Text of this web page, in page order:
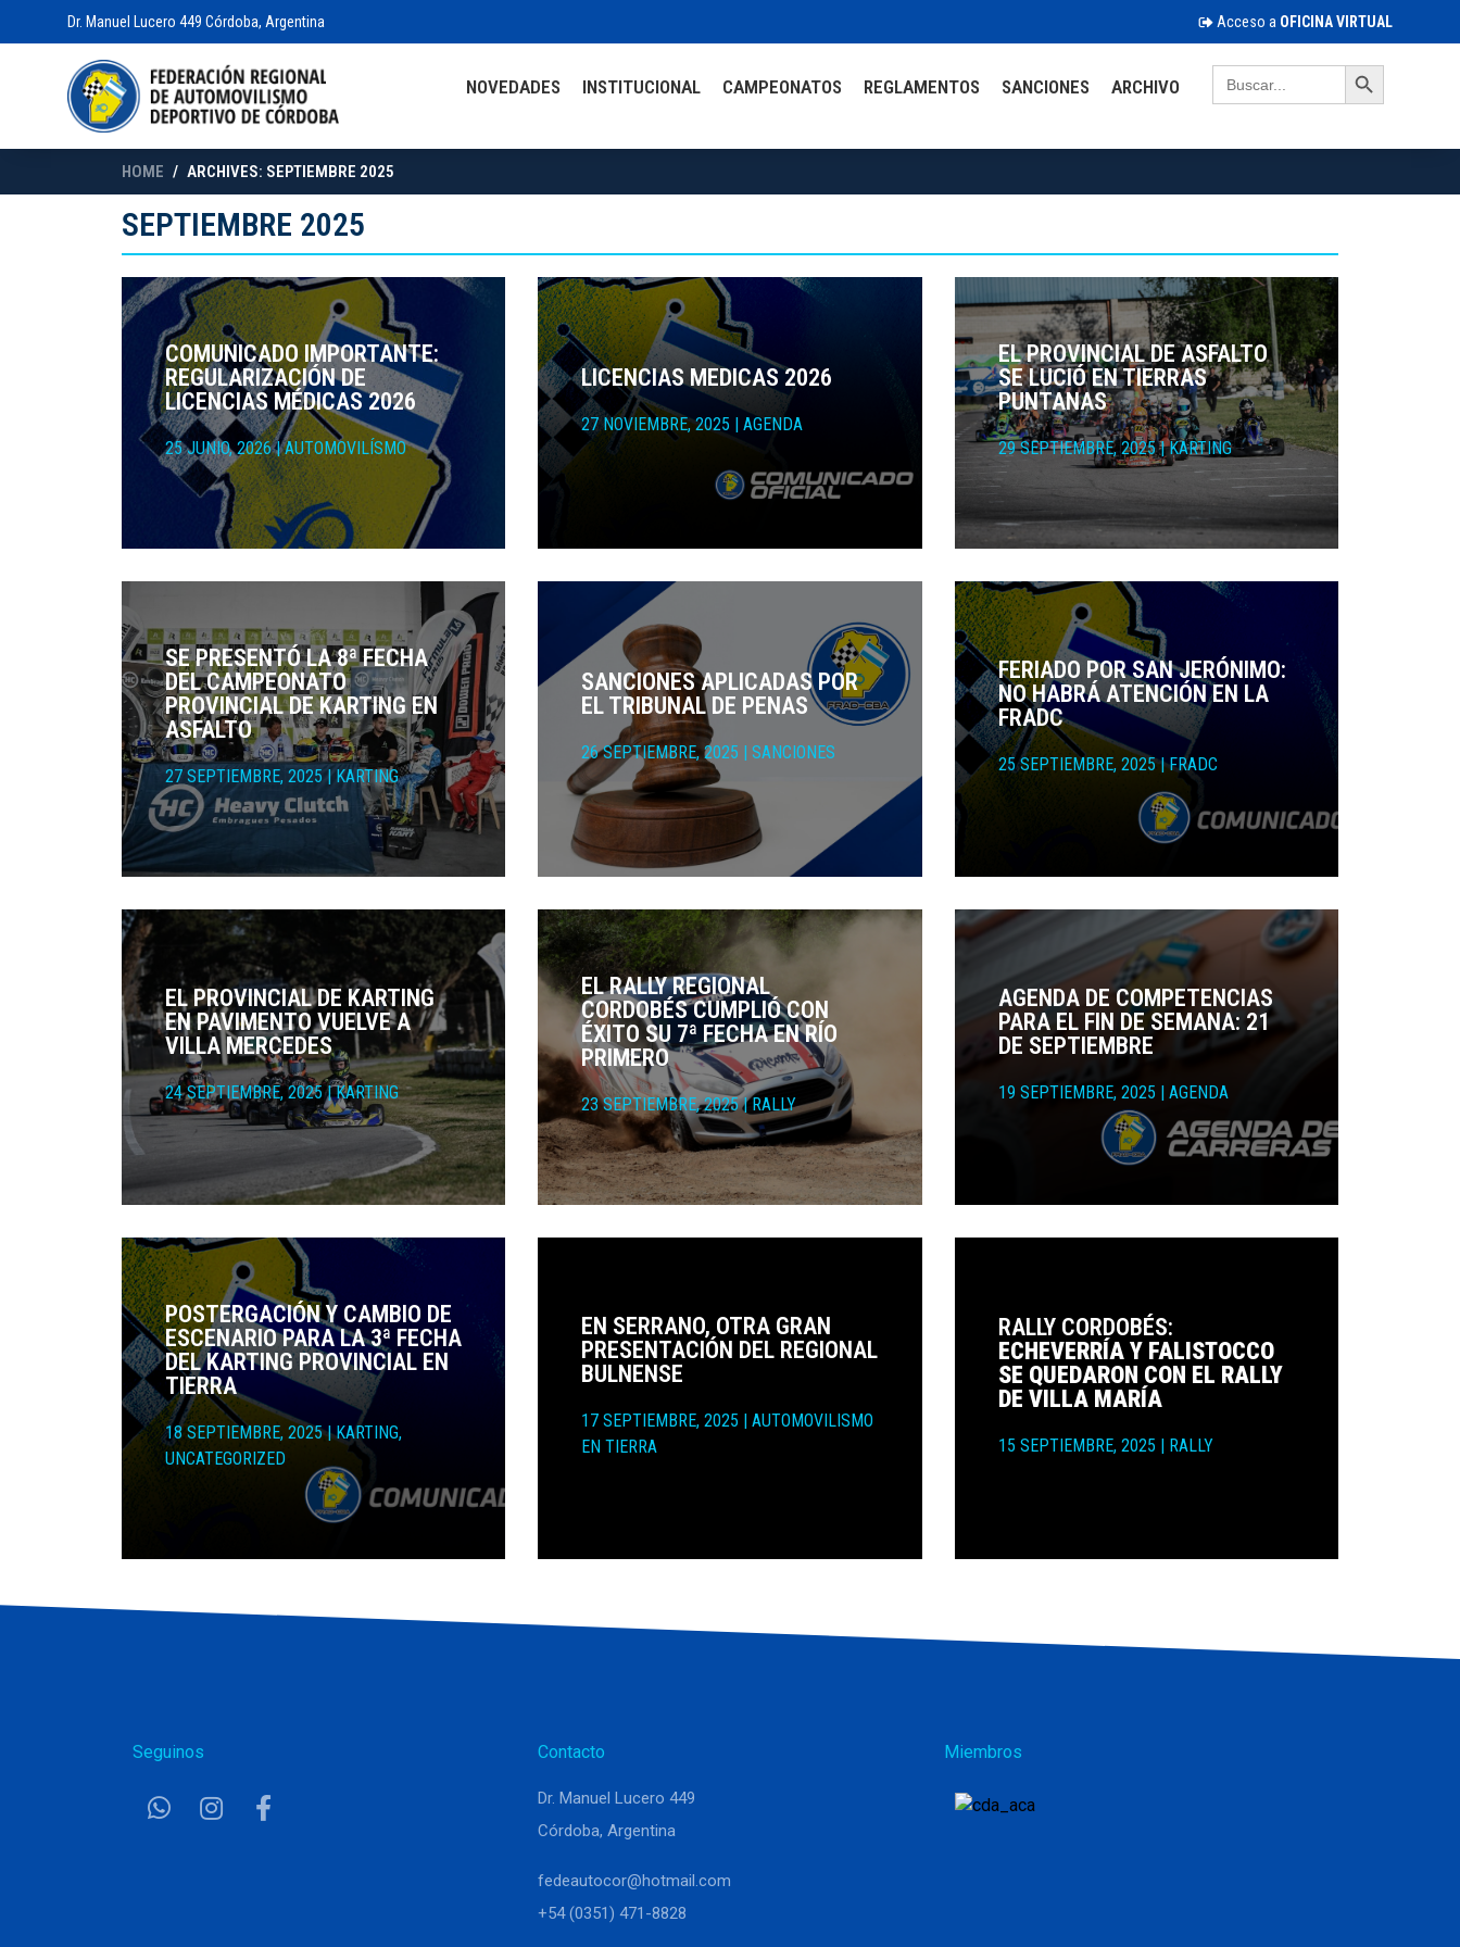
Dr. Manuel Lucero 449 Córdoba, Argentina Acceso a OFICINA VIRTUAL
NOVEDADES INSTITUCIONAL CAMPEONATOS REGLAMENTOS SANCIONES ARCHIVO
Search
for:
Search Button
HOME ARCHIVES: SEPTIEMBRE 2025
SEPTIEMBRE 2025
COMUNICADO IMPORTANTE:
REGULARIZACIÓN DE
LICENCIAS MÉDICAS 2026
25 JUNIO, 2026 | AUTOMOVILÍSMO
LICENCIAS MEDICAS 2026
27 NOVIEMBRE, 2025 | AGENDA
EL PROVINCIAL DE ASFALTO
SE LUCIÓ EN TIERRAS
PUNTANAS
29 SEPTIEMBRE, 2025 | KARTING
SE PRESENTÓ LA 8ª FECHA
DEL CAMPEONATO
PROVINCIAL DE KARTING EN
ASFALTO
27 SEPTIEMBRE, 2025 | KARTING
SANCIONES APLICADAS POR
EL TRIBUNAL DE PENAS
26 SEPTIEMBRE, 2025 | SANCIONES
FERIADO POR SAN JERÓNIMO:
NO HABRÁ ATENCIÓN EN LA
FRADC
25 SEPTIEMBRE, 2025 | FRADC
EL PROVINCIAL DE KARTING
EN PAVIMENTO VUELVE A
VILLA MERCEDES
24 SEPTIEMBRE, 2025 | KARTING
EL RALLY REGIONAL
CORDOBÉS CUMPLIÓ CON
ÉXITO SU 7ª FECHA EN RÍO
PRIMERO
23 SEPTIEMBRE, 2025 | RALLY
AGENDA DE COMPETENCIAS
PARA EL FIN DE SEMANA: 21
DE SEPTIEMBRE
19 SEPTIEMBRE, 2025 | AGENDA
POSTERGACIÓN Y CAMBIO DE
ESCENARIO PARA LA 3ª FECHA
DEL KARTING PROVINCIAL EN
TIERRA
18 SEPTIEMBRE, 2025 | KARTING,
UNCATEGORIZED
EN SERRANO, OTRA GRAN
PRESENTACIÓN DEL REGIONAL
BULNENSE
17 SEPTIEMBRE, 2025 | AUTOMOVILISMO
EN TIERRA
RALLY CORDOBÉS:
ECHEVERRÍA Y FALISTOCCO
SE QUEDARON CON EL RALLY
DE VILLA MARÍA
15 SEPTIEMBRE, 2025 | RALLY
Seguinos Contacto
Dr. Manuel Lucero 449
Córdoba, Argentina
fedeautocor@hotmail.com
+54 (0351) 471-8828
Miembros